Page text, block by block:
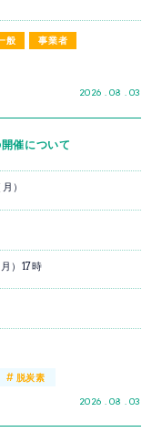
般 事業者
2026 . 08 . 03
催について
2026 . 08 . 03
）
）17時
# 脱炭素